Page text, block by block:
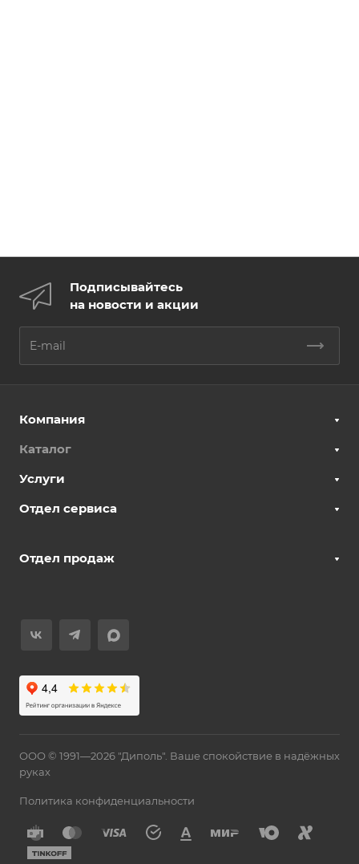
Подписывайтесь
на новости и акции
Компания
Каталог
Услуги
Отдел сервиса
Отдел продаж
ООО © 1991—2026 "Диполь". Ваше спокойствие в надёжных
руках
Политика конфиденциальности